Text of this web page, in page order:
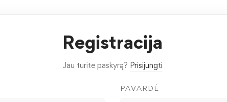
Registracija
Jau turite paskyrą? Prisijungti
PAVARDĖ